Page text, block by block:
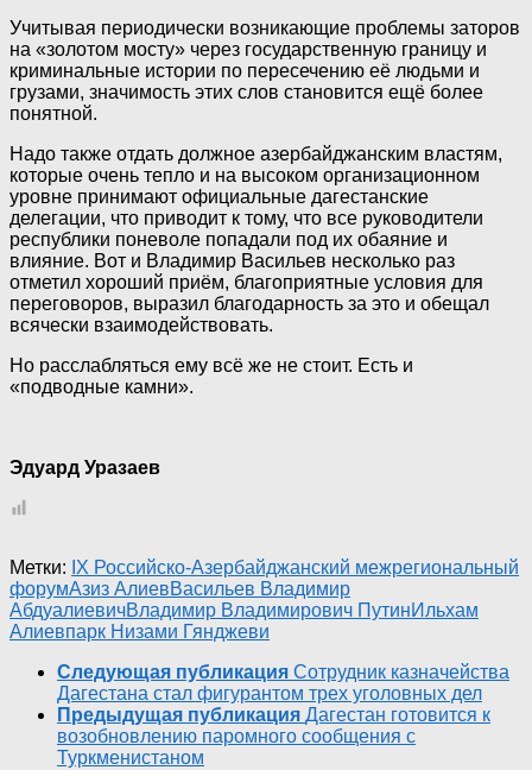
Учитывая периодически возникающие проблемы заторов
на «золотом мосту» через государственную границу и
криминальные истории по пересечению её людьми и
грузами, значимость этих слов становится ещё более
понятной.
Надо также отдать должное азербайджанским властям,
которые очень тепло и на высоком организационном
уровне принимают официальные дагестанские
делегации, что приводит к тому, что все руководители
республики поневоле попадали под их обаяние и
влияние. Вот и Владимир Васильев несколько раз
отметил хороший приём, благоприятные условия для
переговоров, выразил благодарность за это и обещал
всячески взаимодействовать.
Но расслабляться ему всё же не стоит. Есть и
«подводные камни».
Эдуард Уразаев
Метки: IX Российско-Азербайджанский межрегиональный
форумАзиз АлиевВасильев Владимир
АбдуалиевичВладимир Владимирович ПутинИльхам
Алиевпарк Низами Гянджеви
Следующая публикация Сотрудник казначейства
Дагестана стал фигурантом трех уголовных дел
Предыдущая публикация Дагестан готовится к
возобновлению паромного сообщения с
Туркменистаном